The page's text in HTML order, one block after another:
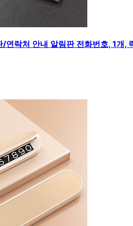
연락처 안내 알림판 전화번호, 1개,